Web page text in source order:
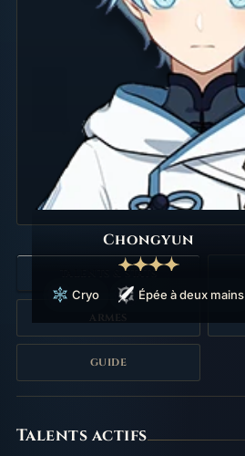
TALENTS & STATS
GUIDE
Talents
Talents actifs
Chongyun
Cryo Épée à deux mains